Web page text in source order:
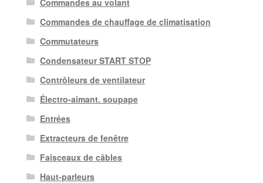
Commandes de chauffage de climatisation
Commutateurs
Condensateur START STOP
Contrôleurs de ventilateur
Électro-aimant. soupape
Entrées
Extracteurs de fenêtre
Faisceaux de câbles
Haut-parleurs